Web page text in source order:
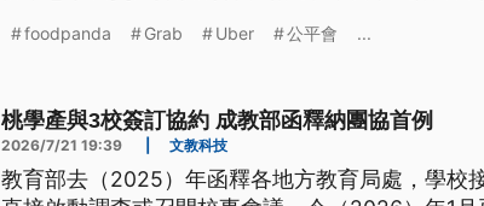
foodpanda Grab Uber 公平會 ...
桃學產與3校簽訂協約 成教部函釋納團協首例
2026/7/21 19:39 文教科技
教育部去（2025）年函釋各地方教育局處，學校